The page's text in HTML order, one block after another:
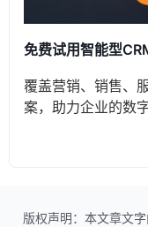
免费试用智能型
覆盖营销、销售、
案，助力企业的数
版权声明：本文章文